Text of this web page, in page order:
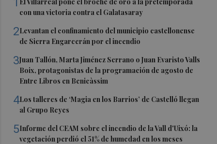
con una victoria contra el Galatasaray
2Levantan el confinamiento del municipio castellonense
de Sierra Engarcerán por el incendio
3Juan Tallón, Marta Jiménez Serrano o Juan Evaristo Valls
Boix, protagonistas de la programación de agosto de
Entre Libros en Benicàssim
4Los talleres de ‘Magia en los Barrios’ de Castelló llegan
al Grupo Reyes
5Informe del CEAM sobre el incendio de la Vall d'Uixó: la
vegetación perdió el 51% de humedad en los meses